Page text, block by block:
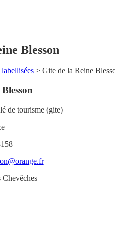
Blesson
> Gite de la Reine
de tourisme (gite)
Chevêches